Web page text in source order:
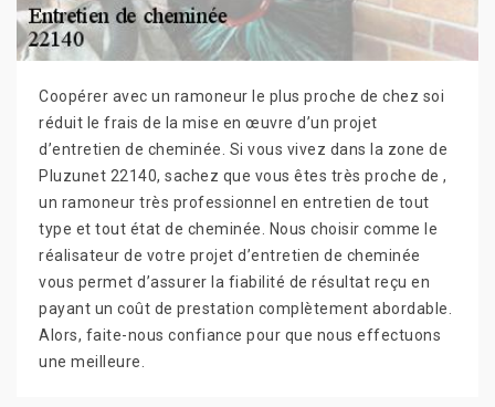
Coopérer avec un ramoneur le plus proche de chez soi
réduit le frais de la mise en œuvre d’un projet
d’entretien de cheminée. Si vous vivez dans la zone de
Pluzunet 22140, sachez que vous êtes très proche de ,
un ramoneur très professionnel en entretien de tout
type et tout état de cheminée. Nous choisir comme le
réalisateur de votre projet d’entretien de cheminée
vous permet d’assurer la fiabilité de résultat reçu en
payant un coût de prestation complètement abordable.
Alors, faite-nous confiance pour que nous effectuons
une meilleure.